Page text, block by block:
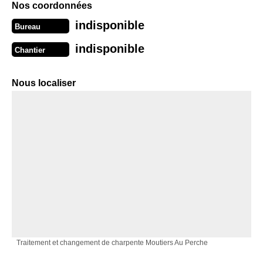
Nos coordonnées
Bureau indisponible
Chantier indisponible
Nous localiser
Traitement et changement de charpente Moutiers Au Perche